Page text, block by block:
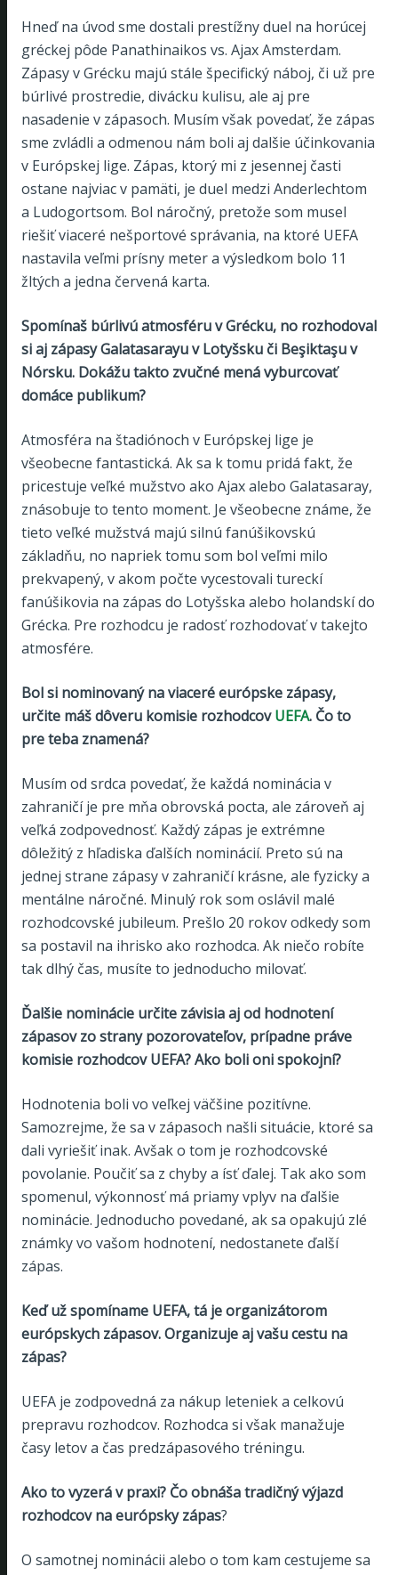
Hneď na úvod sme dostali prestížny duel na horúcej
gréckej pôde Panathinaikos vs. Ajax Amsterdam.
Zápasy v Grécku majú stále špecifický náboj, či už pre
búrlivé prostredie, divácku kulisu, ale aj pre
nasadenie v zápasoch. Musím však povedať, že zápas
sme zvládli a odmenou nám boli aj dalšie účinkovania
v Európskej lige. Zápas, ktorý mi z jesennej časti
ostane najviac v pamäti, je duel medzi Anderlechtom
a Ludogortsom. Bol náročný, pretože som musel
riešiť viaceré nešportové správania, na ktoré UEFA
nastavila veľmi prísny meter a výsledkom bolo 11
žltých a jedna červená karta.
Spomínaš búrlivú atmosféru v Grécku, no rozhodoval
si aj zápasy Galatasarayu v Lotyšsku či Beşiktaşu v
Nórsku. Dokážu takto zvučné mená vyburcovať
domáce publikum?
Atmosféra na štadiónoch v Európskej lige je
všeobecne fantastická. Ak sa k tomu pridá fakt, že
pricestuje veľké mužstvo ako Ajax alebo Galatasaray,
znásobuje to tento moment. Je všeobecne známe, že
tieto veľké mužstvá majú silnú fanúšikovskú
základňu, no napriek tomu som bol veľmi milo
prekvapený, v akom počte vycestovali tureckí
fanúšikovia na zápas do Lotyšska alebo holandskí do
Grécka. Pre rozhodcu je radosť rozhodovať v takejto
atmosfére.
Bol si nominovaný na viaceré európske zápasy,
určite máš dôveru komisie rozhodcovUEFA. Čo to
pre teba znamená?
Musím od srdca povedať, že každá nominácia v
zahraničí je pre mňa obrovská pocta, ale zároveň aj
veľká zodpovednosť. Každý zápas je extrémne
dôležitý z hľadiska ďalších nominácií. Preto sú na
jednej strane zápasy v zahraničí krásne, ale fyzicky a
mentálne náročné. Minulý rok som oslávil malé
rozhodcovské jubileum. Prešlo 20 rokov odkedy som
sa postavil na ihrisko ako rozhodca. Ak niečo robíte
tak dlhý čas, musíte to jednoducho milovať.
Ďalšie nominácie určite závisia aj od hodnotení
zápasov zo strany pozorovateľov, prípadne práve
komisie rozhodcov UEFA? Ako boli oni spokojní?
Hodnotenia boli vo veľkej väčšine pozitívne.
Samozrejme, že sa v zápasoch našli situácie, ktoré sa
dali vyriešiť inak. Avšak o tom je rozhodcovské
povolanie. Poučiť sa z chyby a ísť ďalej. Tak ako som
spomenul, výkonnosť má priamy vplyv na ďalšie
nominácie. Jednoducho povedané, ak sa opakujú zlé
známky vo vašom hodnotení, nedostanete ďalší
zápas.
Keď už spomíname UEFA, tá je organizátorom
európskych zápasov. Organizuje aj vašu cestu na
zápas?
UEFA je zodpovedná za nákup leteniek a celkovú
prepravu rozhodcov. Rozhodca si však manažuje
časy letov a čas predzápasového tréningu.
Ako to vyzerá v praxi? Čo obnáša tradičný výjazd
rozhodcov na európsky zápas?
O samotnej nominácii alebo o tom kam cestujeme sa